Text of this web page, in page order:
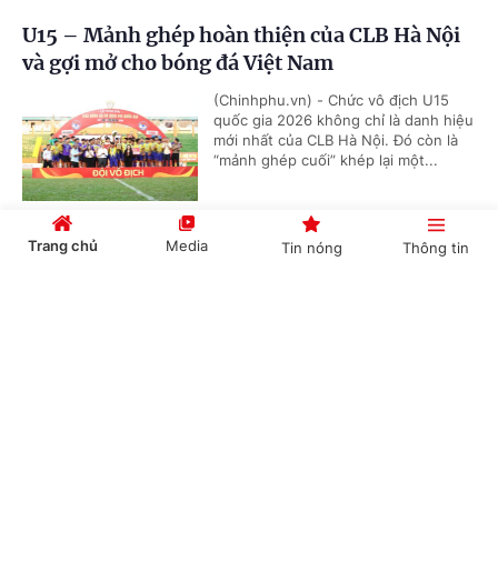
U15 – Mảnh ghép hoàn thiện của CLB Hà Nội
và gợi mở cho bóng đá Việt Nam
(Chinhphu.vn) - Chức vô địch U15
quốc gia 2026 không chỉ là danh hiệu
mới nhất của CLB Hà Nội. Đó còn là
“mảnh ghép cuối” khép lại một...
Trang chủ Media Tin nóng Thông tin